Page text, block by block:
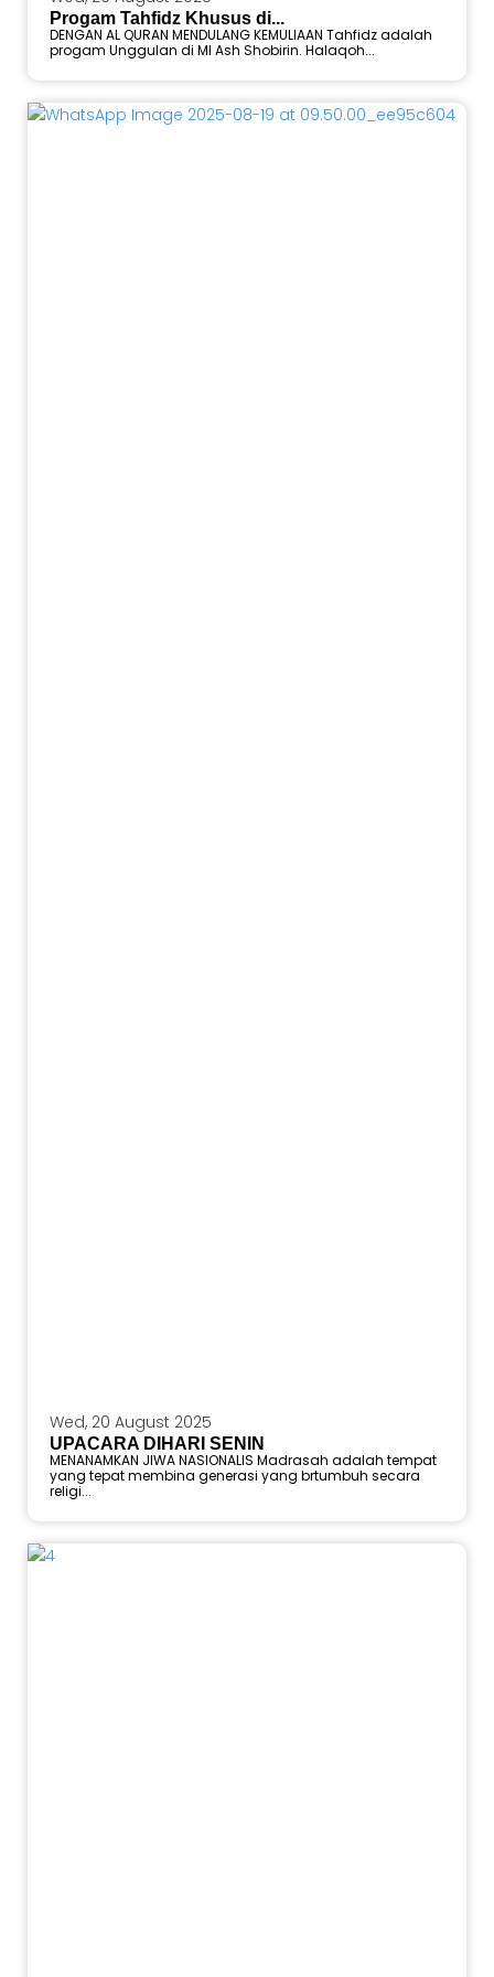
Progam Tahfidz Khusus di...
DENGAN AL QURAN MENDULANG KEMULIAAN Tahfidz adalah
progam Unggulan di MI Ash Shobirin. Halaqoh...
Wed, 20 August 2025
UPACARA DIHARI SENIN
MENANAMKAN JIWA NASIONALIS Madrasah adalah tempat
yang tepat membina generasi yang brtumbuh secara
religi...